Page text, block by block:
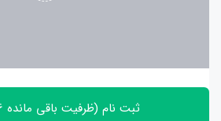
ثبت نام (ظرفیت باقی مانده 6 نفر)